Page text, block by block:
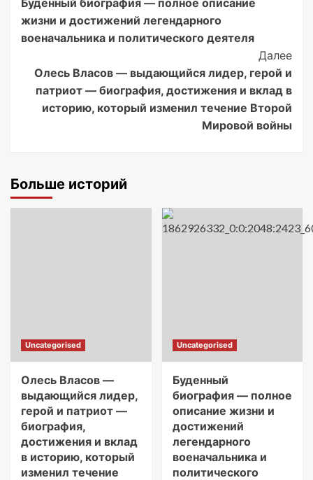
Navigation
Буденный биография — полное описание
жизни и достижений легендарного
военачальника и политического деятеля
Далее
Олесь Власов — выдающийся лидер, герой и
патриот — биография, достижения и вклад в
историю, который изменил течение Второй
Мировой войны
Больше историй
Uncategorised
Олесь Власов —
выдающийся лидер,
герой и патриот —
биография,
достижения и вклад
в историю, который
изменил течение
Uncategorised
Буденный
биография — полное
описание жизни и
достижений
легендарного
военачальника и
политического